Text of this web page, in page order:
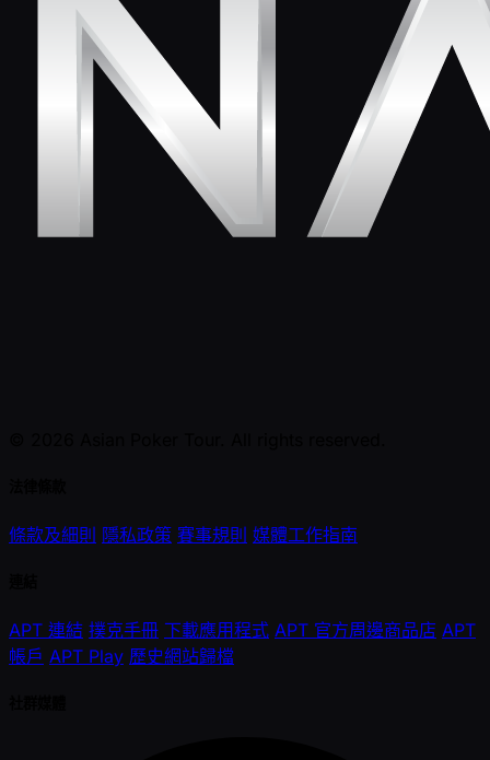
條款及細則 隱私政策 賽事規則 媒體工作指南
APT 連結 撲克手冊 下載應用程式 APT 官方周邊商品店 APT
帳戶 APT Play 歷史網站歸檔